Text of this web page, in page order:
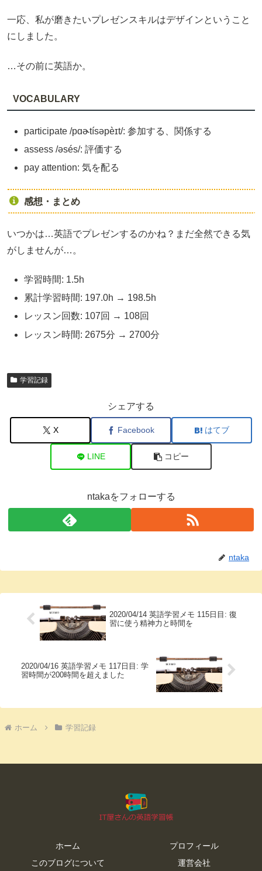
一応、私が磨きたいプレゼンスキルはデザインということ
にしました。
…その前に英語か。
VOCABULARY
participate /pɑɚtísəpèɪt/: 参加する、関係する
assess /əsés/: 評価する
pay attention: 気を配る
感想・まとめ
いつかは…英語でプレゼンするのかね？まだ全然できる気
がしませんが…。
学習時間: 1.5h
累計学習時間: 197.0h → 198.5h
レッスン回数: 107回 → 108回
レッスン時間: 2675分 → 2700分
学習記録
シェアする
X Facebook はてブ
LINE コピー
ntakaをフォローする
ntaka
2020/04/14 英語学習メモ 115日目: 復
習に使う精神力と時間を
2020/04/16 英語学習メモ 117日目: 学
習時間が200時間を超えました
ホーム 学習記録
ホーム
プロフィール
このブログについて
運営会社